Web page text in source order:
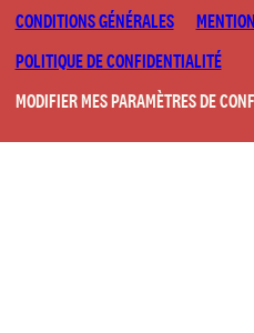
CONDITIONS GÉNÉRALES
POLITIQUE DE CONFIDENTIALITÉ
MODIFIER MES PARAMÈTRES DE